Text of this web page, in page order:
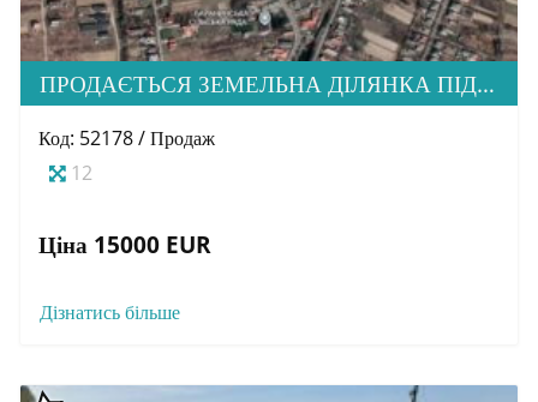
ПРОДАЄТЬСЯ ЗЕМЕЛЬНА ДІЛЯНКА ПІД ЗАБУДОВУ, С. БАРАНИНЦІ
Код: 52178 / Продаж
12
Ціна 15000 EUR
Дізнатись більше